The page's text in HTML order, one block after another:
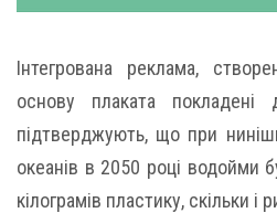
Інтегрована реклама,
основу плаката
підтверджують, що при
океанів в 2050 році водойми
кілограмів пластику, скільки і